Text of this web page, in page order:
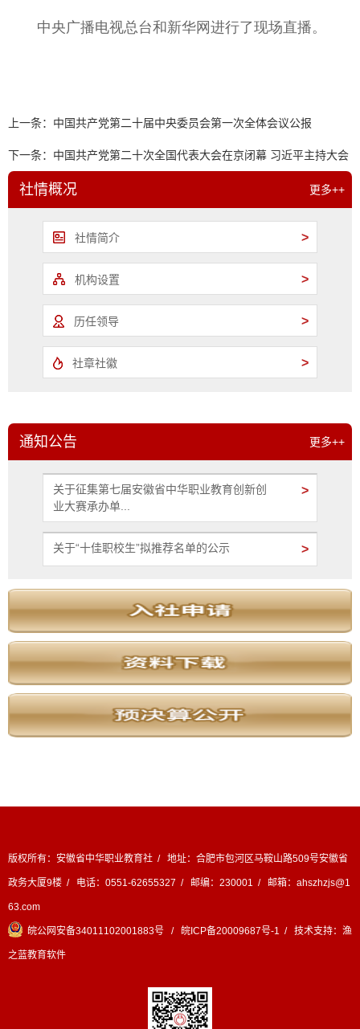
中央广播电视总台和新华网进行了现场直播。
上一条： 中国共产党第二十届中央委员会第一次全体会议公报
下一条： 中国共产党第二十次全国代表大会在京闭幕 习近平主持大会
并发表重要讲话
社情概况 更多++
社情简介 >
机构设置 >
历任领导 >
社章社徽 >
通知公告 更多++
关于征集第七届安徽省中华职业教育创新创
业大赛承办单...
>
关于“十佳职校生”拟推荐名单的公示 >
版权所有：安徽省中华职业教育社 / 地址：合肥市包河区马鞍山路509号安徽省
政务大厦9楼 / 电话：0551-62655327 / 邮编：230001 / 邮箱：ahszhzjs@1
63.com
皖公网安备34011102001883号 / 皖ICP备20009687号-1 / 技术支持： 渔
之蓝教育软件